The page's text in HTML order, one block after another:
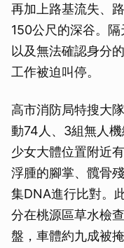
再加上路基流失、
150公尺的深谷。隔
以及無法確認身分
工作被迫叫停。
高市消防局特搜大
動74人、3組無人
少女大體位置附近
浮腫的腳掌、髖骨
集DNA進行比對。
分在桃源區草水檢
盤，車體約九成被